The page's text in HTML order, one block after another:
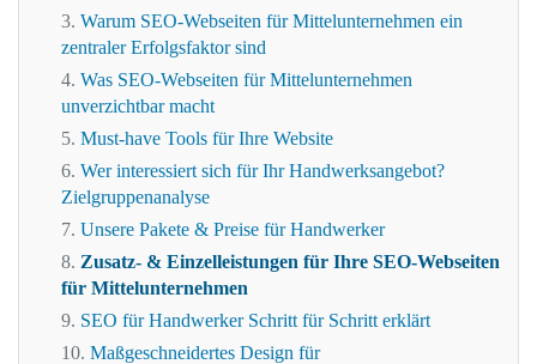
Warum SEO-Webseiten für Mittelunternehmen ein
zentraler Erfolgsfaktor sind
Was SEO-Webseiten für Mittelunternehmen
unverzichtbar macht
Must-have Tools für Ihre Website
Wer interessiert sich für Ihr Handwerksangebot?
Zielgruppenanalyse
Unsere Pakete & Preise für Handwerker
Zusatz- & Einzelleistungen für Ihre SEO-Webseiten
für Mittelunternehmen
SEO für Handwerker Schritt für Schritt erklärt
Maßgeschneidertes Design für